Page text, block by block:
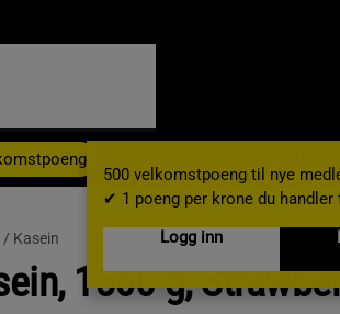
500 velkomstpoeng til nye
✔ 1 poeng per krone du handler
Logg inn
/ Kasein
1560 g,